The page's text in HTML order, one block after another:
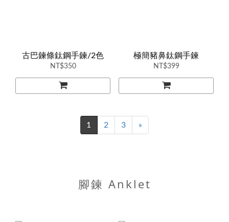
古巴鍊條鈦鋼手鍊/2色
NT$350
極簡豬鼻鈦鋼手鍊
NT$399
1 2 3 »
腳鍊 Anklet